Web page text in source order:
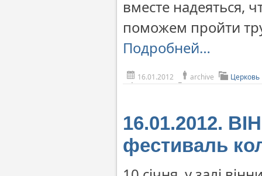
вместе надеяться,
поможем пройти
Подробней…
16.01.2012 archive
16.01.2012.
фестиваль